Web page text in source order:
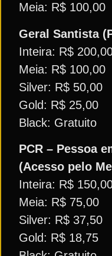
Meia: R$ 100,00
Geral Santista
Inteira: R$
Meia: R$ 100,00
Silver: R$ 50,00
Gold: R$ 25,00
Black: Gratuito
PCR – Pessoa
(Acesso pelo
Inteira: R$
Meia: R$ 75,00
Silver: R$ 37,50
Gold: R$ 18,75